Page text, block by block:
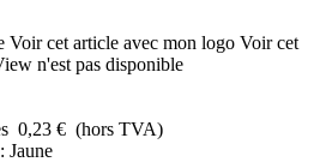
Voir cet article avec mon logo Voir cet
n'est pas disponible
0,23 € (hors TVA)
Jaune